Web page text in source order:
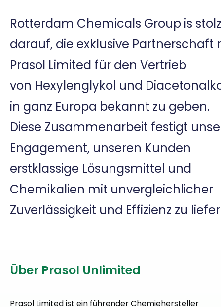
Rotterdam Chemicals Group is stolz
darauf, die exklusive Partnerschaft
Prasol Limited für den Vertrieb
von Hexylenglykol und
in ganz Europa bekannt zu geben.
Diese Zusammenarbeit festigt
Engagement, unseren Kunden
erstklassige Lösungsmittel und
Chemikalien mit unvergleichlicher
Zuverlässigkeit und Effizienz zu
Über Prasol Unlimited
Prasol Limited ist ein führender Chemiehersteller